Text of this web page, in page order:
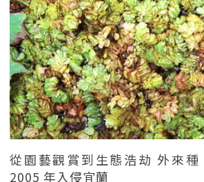
從園藝觀賞到生態浩劫 外來種
2005 年入侵宜蘭